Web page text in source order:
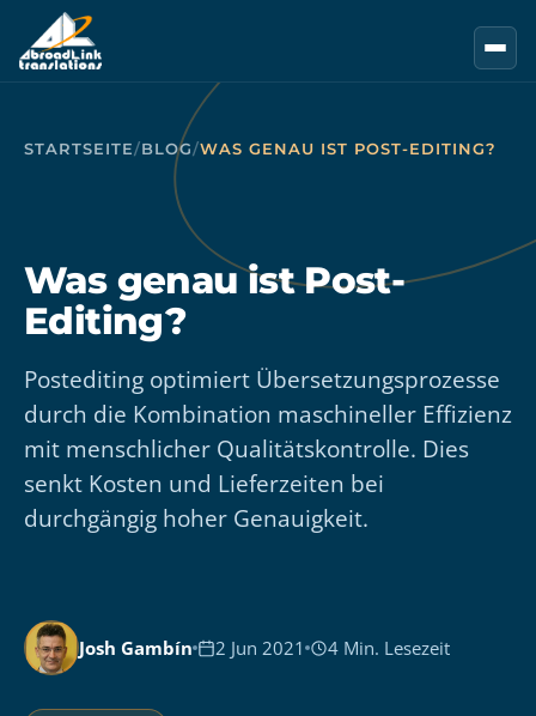
Zum Hauptinhalt springen
STARTSEITE/BLOG/WAS GENAU IST POST-EDITING?
Was genau ist Post-
Editing?
Postediting optimiert Übersetzungsprozesse
durch die Kombination maschineller Effizienz
mit menschlicher Qualitätskontrolle. Dies
senkt Kosten und Lieferzeiten bei
durchgängig hoher Genauigkeit.
Josh Gambín 2 Jun 2021 4 Min. Lesezeit